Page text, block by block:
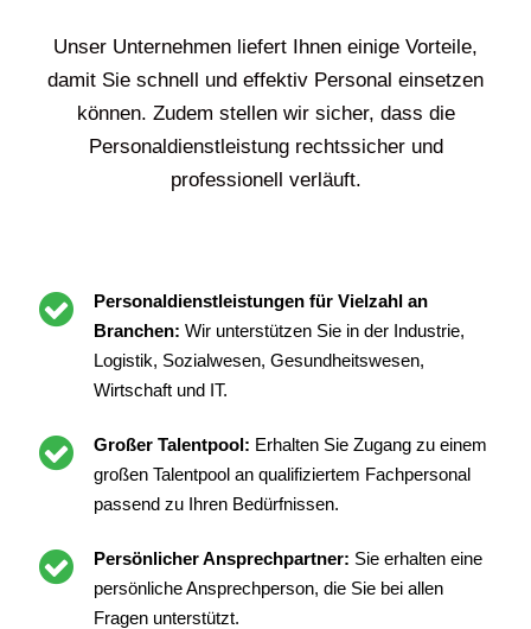
Unser Unternehmen liefert Ihnen einige Vorteile,
damit Sie schnell und effektiv Personal einsetzen
können. Zudem stellen wir sicher, dass die
Personaldienstleistung rechtssicher und
professionell verläuft.
Personaldienstleistungen für Vielzahl an
Branchen: Wir unterstützen Sie in der Industrie,
Logistik, Sozialwesen, Gesundheitswesen,
Wirtschaft und IT.
Großer Talentpool: Erhalten Sie Zugang zu einem
großen Talentpool an qualifiziertem Fachpersonal
passend zu Ihren Bedürfnissen.
Persönlicher Ansprechpartner: Sie erhalten eine
persönliche Ansprechperson, die Sie bei allen
Fragen unterstützt.